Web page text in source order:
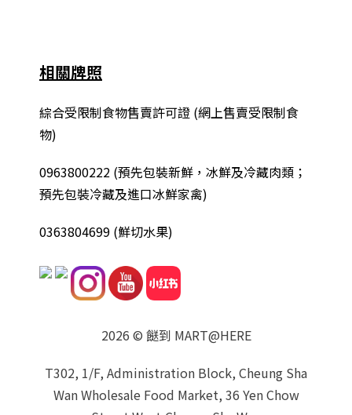
相關牌照
綜合受限制食物售賣許可證 (網上售賣受限制食
物)
0963800222 (預先包裝新鮮，冰鮮及冷藏肉類；
預先包裝冷藏及進口冰鮮家禽)
0363804699 (鮮切水果)
2026 © 餸到 MART@HERE
T302, 1/F, Administration Block, Cheung Sha
Wan Wholesale Food Market, 36 Yen Chow